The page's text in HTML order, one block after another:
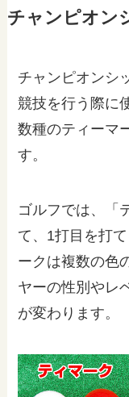
チャンピオン
チャンピオンシ
競技を行う際に
数種のティーマ
す。
ゴルフでは、「
て、1打目を打
ークは複数の色
ヤーの性別やレ
が変わります。